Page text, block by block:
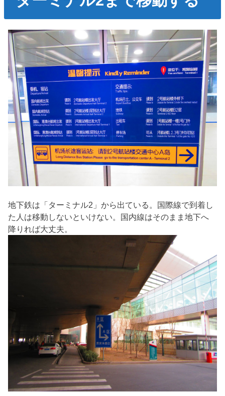
地下鉄は「ターミナル2」から出ている。国際線で到着し
た人は移動しないといけない。国内線はそのまま地下へ
降りれば大丈夫。